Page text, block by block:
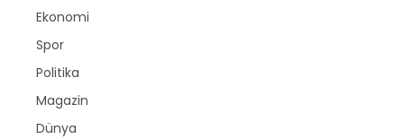
Ekonomi
Spor
Politika
Magazin
Dünya